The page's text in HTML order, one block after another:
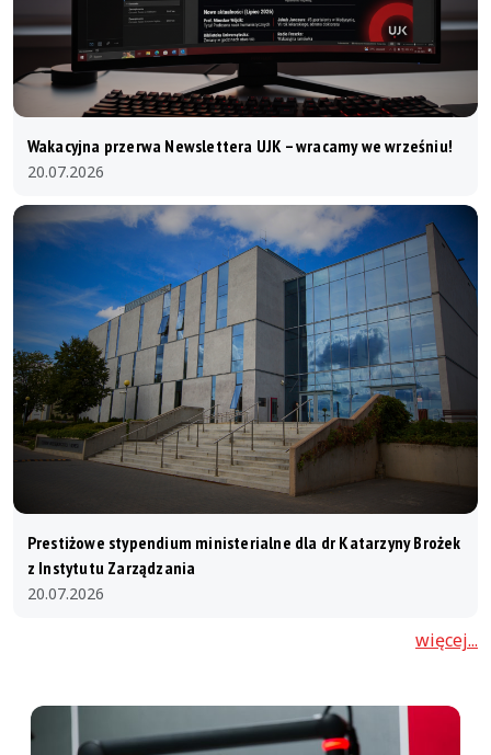
Wakacyjna przerwa Newslettera UJK – wracamy we wrześniu!
20.07.2026
Prestiżowe stypendium ministerialne dla dr Katarzyny Brożek
z Instytutu Zarządzania
20.07.2026
więcej...